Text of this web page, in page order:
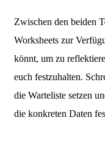
Zwischen den beiden
Worksheets zur
könnt, um zu
euch festzuhalten.
die Warteliste setzen
die konkreten Daten